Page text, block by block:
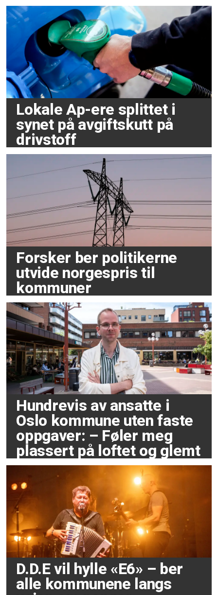
Lokale Ap-ere splittet i
synet på avgiftskutt på
drivstoff
Forsker ber politikerne
utvide norgespris til
kommuner
Hundrevis av ansatte i
Oslo kommune uten faste
oppgaver: – Føler meg
plassert på loftet og glemt
D.D.E vil hylle «E6» – ber
alle kommunene langs